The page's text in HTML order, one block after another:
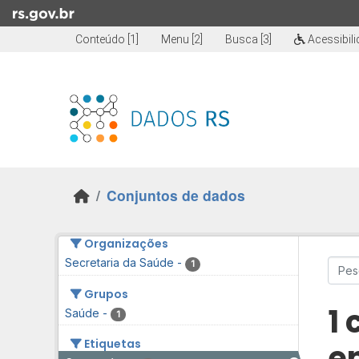
Skip to main content
Conteúdo [1] Menu [2] Busca [3]
Conjuntos de dados
Organizações
Secretaria da Saúde - 1
Grupos
Saúde - 1
Etiquetas
1